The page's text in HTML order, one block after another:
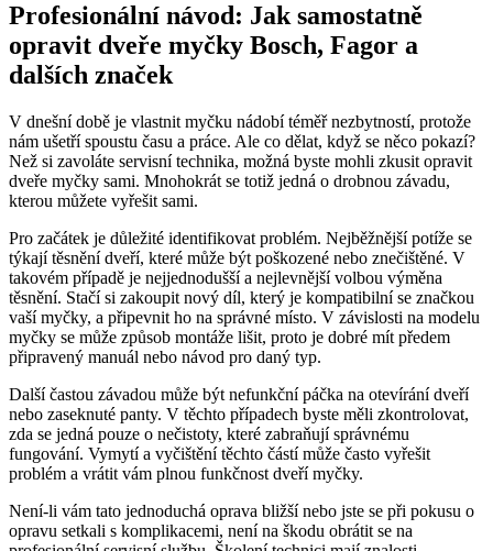
Profesionální návod: Jak samostatně
opravit dveře myčky Bosch, Fagor a
dalších značek
V dnešní době je vlastnit myčku nádobí téměř nezbytností, protože
nám ušetří spoustu času a práce. Ale co dělat, když se něco pokazí?
Než si zavoláte servisní technika, možná byste mohli zkusit opravit
dveře myčky sami. Mnohokrát se totiž jedná o drobnou závadu,
kterou můžete vyřešit sami.
Pro začátek je důležité identifikovat problém. Nejběžnější potíže se
týkají těsnění dveří, které může být poškozené nebo znečištěné. V
takovém případě je nejjednodušší a nejlevnější volbou výměna
těsnění. Stačí si zakoupit nový díl, který je kompatibilní se značkou
vaší myčky, a připevnit ho na správné místo. V závislosti na modelu
myčky se může způsob montáže lišit, proto je dobré mít předem
připravený manuál nebo návod pro daný typ.
Další častou závadou může být nefunkční páčka na otevírání dveří
nebo zaseknuté panty. V těchto případech byste měli zkontrolovat,
zda se jedná pouze o nečistoty, které zabraňují správnému
fungování. Vymytí a vyčištění těchto částí může často vyřešit
problém a vrátit vám plnou funkčnost dveří myčky.
Není-li vám tato jednoduchá oprava bližší nebo jste se při pokusu o
opravu setkali s komplikacemi, není na škodu obrátit se na